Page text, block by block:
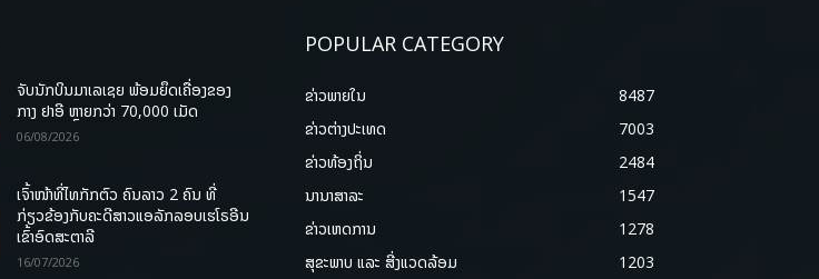
ຈັບນັກບິນມາເລເຊຍ ພ້ອມຍຶດເຄື່ອງຂອງ
ກາງ ຢາອີ ຫຼາຍກວ່າ 70,000 ເມັດ
06/08/2026
ເຈົ້າໜ້າທີ່ໄທກັກຕົວ ຄົນລາວ 2 ຄົນ ທີ່
ກ່ຽວຂ້ອງກັບຄະດີສາວແອລັກລອບເຮໂຣອີນ
ເຂົ້າອົດສະຕາລີ
16/07/2026
POPULAR CATEGORY
ຂ່າວພາຍ​ໃນ
8487
ຂ່າວຕ່າງປະເທດ
7003
ຂ່າວທ້ອງຖິ່ນ
2484
ນານາສາລະ
1547
ຂ່າວເຫດການ
1278
ສຸຂະພາບ ແລະ ສີ່ງແວດລ້ອມ
1203